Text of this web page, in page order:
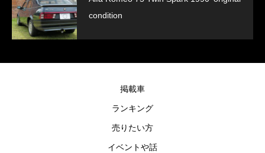
condition
掲載車
ランキング
売りたい方
イベントや話